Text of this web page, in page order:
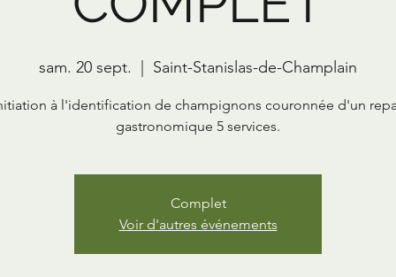
sam. 20 sept.
  |
Saint-Stanislas-de-Champlain
à l'identification de champignons couronnée d'un
gastronomique 5 services.
Complet
Voir d'autres événements